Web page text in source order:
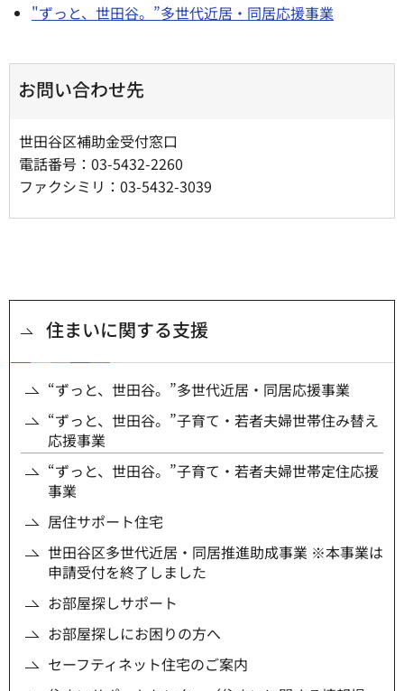
"ずっと、世田谷。”多世代近居・同居応援事業
お問い合わせ先
世田谷区補助金受付窓口
電話番号：03-5432-2260
ファクシミリ：03-5432-3039
住まいに関する支援
“ずっと、世田谷。”多世代近居・同居応援事業
“ずっと、世田谷。”子育て・若者夫婦世帯住み替え
応援事業
“ずっと、世田谷。”子育て・若者夫婦世帯定住応援
事業
居住サポート住宅
世田谷区多世代近居・同居推進助成事業 ※本事業は
申請受付を終了しました
お部屋探しサポート
お部屋探しにお困りの方へ
セーフティネット住宅のご案内